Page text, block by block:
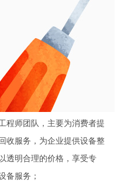
程师团队，主要为消费者提
收服务，为企业提供设备整
透明合理的价格，享受专
备服务；